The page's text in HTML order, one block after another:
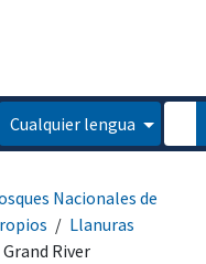
Cualquier lengua
Nacionales de
Llanuras
River